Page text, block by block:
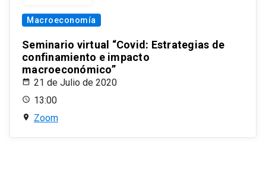
Macroeconomía
Seminario virtual “Covid: Estrategias de
confinamiento e impacto
macroeconómico”
21 de Julio de 2020
13:00
Zoom